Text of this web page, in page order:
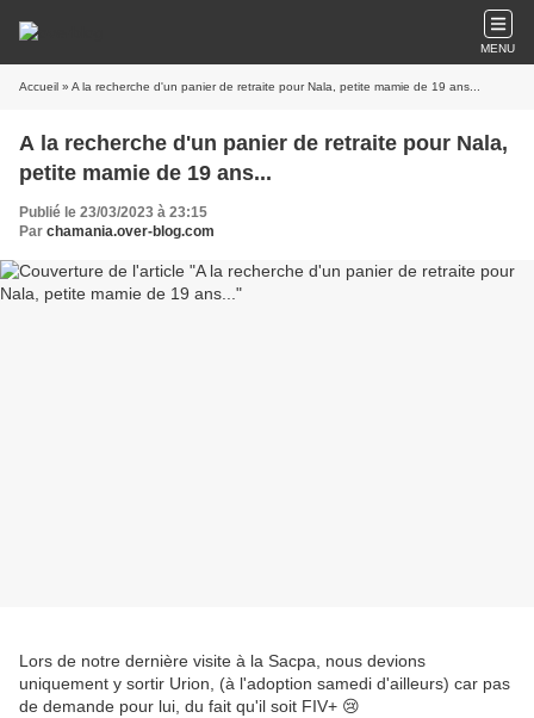
MENU
Accueil » A la recherche d'un panier de retraite pour Nala, petite mamie de 19 ans...
A la recherche d'un panier de retraite pour Nala,
petite mamie de 19 ans...
Publié le 23/03/2023 à 23:15
Par chamania.over-blog.com
Lors de notre dernière visite à la Sacpa, nous devions
uniquement y sortir Urion, (à l'adoption samedi d'ailleurs) car pas
de demande pour lui, du fait qu'il soit FIV+ 😢